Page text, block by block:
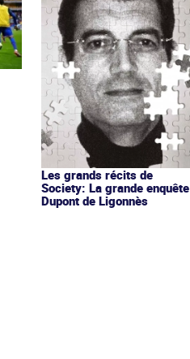
Les grands récits de
Society: La grande enquête
Dupont de Ligonnès